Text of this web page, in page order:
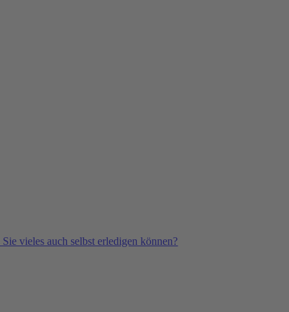
Sie vieles auch selbst erledigen können?